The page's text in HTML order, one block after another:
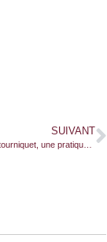
SUIVANT
Faire un garrot tourniquet, une pratique d’urgence vitale en cas d’hémorragie